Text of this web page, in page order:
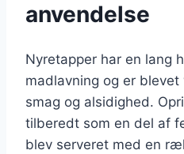
anvendelse
Nyretapper har en lang
madlavning og er
smag og alsidighed.
tilberedt som en del af
blev serveret med en